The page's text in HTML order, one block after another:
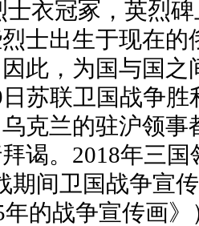
士衣冠冢，英烈
士出生于现在的
此，为国与国之
苏联卫国战争
克兰的驻沪领事
谒。2018年三
期间卫国战争宣
年的战争宣传画